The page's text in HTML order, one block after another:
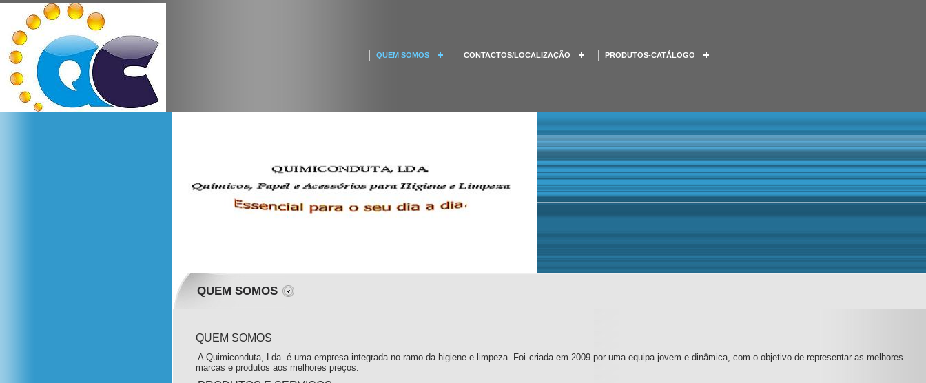
QUEM SOMOS CONTACTOS/LOCALIZAÇÃO PRODUTOS-CATÁLOGO
QUEM SOMOS
QUEM SOMOS
A Quimiconduta, Lda. é uma empresa integrada no ramo da higiene e limpeza. Foi criada em 2009 por uma equipa jovem e dinâmica, com o objetivo de representar as melhores
marcas e produtos aos melhores preços.